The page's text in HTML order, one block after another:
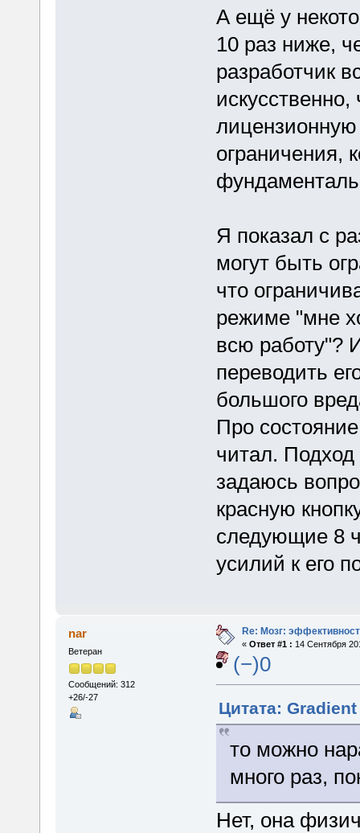
А ещё у
10 раз ниже,
разработчик
ограничения,
Я показал с
могут быть
что
режиме "мне
всю работу"?
переводить
большого
Про
читал.
задаюсь
красную
следующие 8
усилий к его
nar
Ветеран
Сообщений: 312
+26/-27
Re: Мозг:
« Ответ #1 : 14 Сентября
(−)0
Цитата:
то можно
много раз,
Нет, она